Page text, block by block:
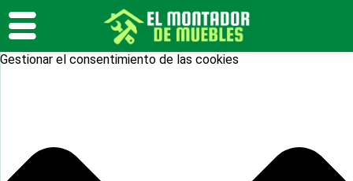
Gestionar el consentimiento de las cookies